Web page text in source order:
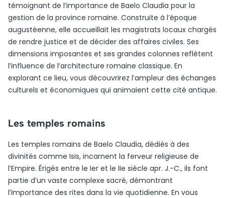
témoignant de l’importance de Baelo Claudia pour la
gestion de la province romaine. Construite à l’époque
augustéenne, elle accueillait les magistrats locaux chargés
de rendre justice et de décider des affaires civiles. Ses
dimensions imposantes et ses grandes colonnes reflètent
l’influence de l’architecture romaine classique. En
explorant ce lieu, vous découvrirez l’ampleur des échanges
culturels et économiques qui animaient cette cité antique.
Les temples romains
Les temples romains de Baelo Claudia, dédiés à des
divinités comme Isis, incarnent la ferveur religieuse de
l’Empire. Érigés entre le Ier et le IIe siècle apr. J.-C., ils font
partie d’un vaste complexe sacré, démontrant
l’importance des rites dans la vie quotidienne. En vous